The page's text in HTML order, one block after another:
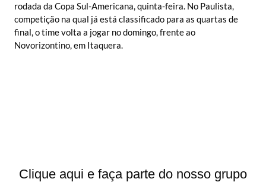
rodada da Copa Sul-Americana, quinta-feira. No Paulista,
competição na qual já está classificado para as quartas de
final, o time volta a jogar no domingo, frente ao
Novorizontino, em Itaquera.
Clique aqui e faça parte do nosso grupo